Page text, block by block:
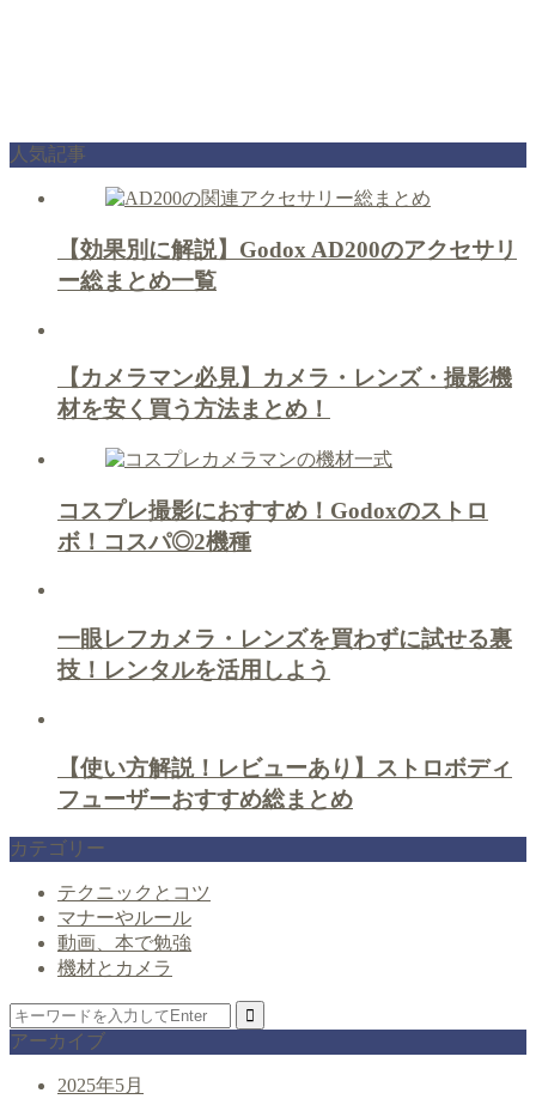
人気記事
【効果別に解説】Godox AD200のアクセサリ
ー総まとめ一覧
【カメラマン必見】カメラ・レンズ・撮影機
材を安く買う方法まとめ！
コスプレ撮影におすすめ！Godoxのストロ
ボ！コスパ◎2機種
一眼レフカメラ・レンズを買わずに試せる裏
技！レンタルを活用しよう
【使い方解説！レビューあり】ストロボディ
フューザーおすすめ総まとめ
カテゴリー
テクニックとコツ
マナーやルール
動画、本で勉強
機材とカメラ
アーカイブ
2025年5月